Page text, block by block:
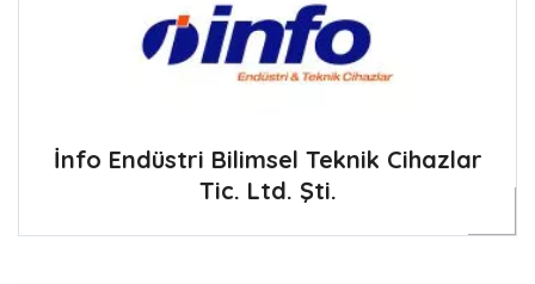
İnfo Endüstri Bilimsel Teknik Cihazlar
Tic. Ltd. Şti.